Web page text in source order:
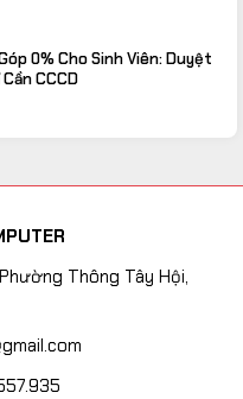
0% Cho Sinh Viên: Duyệt
CCCD
Thông Tây Hội,